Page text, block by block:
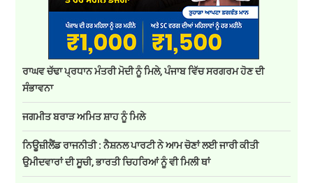
ਰਾਘਵ ਚੱਢਾ ਪ੍ਰਧਾਨ ਮੰਤਰੀ ਮੋਦੀ ਨੂੰ ਮਿਲੇ, ਪੰਜਾਬ ਵਿੱਚ ਸਰਗਰਮ ਹੋਣ ਦੀ
ਸੰਭਾਵਨਾ
ਜਗਮੀਤ ਬਰਾੜ ਅਮਿਤ ਸ਼ਾਹ ਨੂੰ ਮਿਲੇ
ਨਿਊਜ਼ੀਲੈਂਡ ਰਾਜਨੀਤੀ : ਨੈਸ਼ਨਲ ਪਾਰਟੀ ਨੇ ਆਮ ਚੋਣਾਂ ਲਈ ਜਾਰੀ ਕੀਤੀ
ਉਮੀਦਵਾਰਾਂ ਦੀ ਸੂਚੀ, ਭਾਰਤੀ ਚਿਹਰਿਆਂ ਨੂੰ ਵੀ ਮਿਲੀ ਥਾਂ